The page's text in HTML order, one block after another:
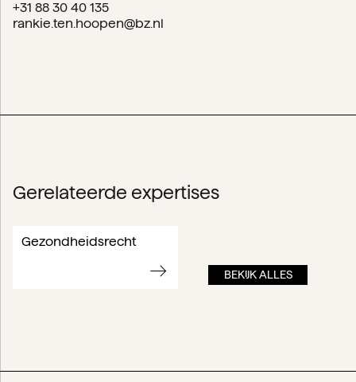
+31 88 30 40 135
rankie.ten.hoopen@bz.nl
Gerelateerde expertises
Gezondheidsrecht
BEKIJK ALLES